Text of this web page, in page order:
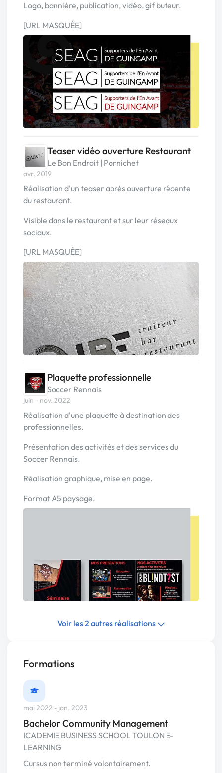
Logo, bannière, publication, vidéo, gif buteur.
[URL MASQUÉE]
Teaser vidéo ouverture Restaurant
Le Bon Endroit | Pornichet
avr. 2019
Réalisation d'un teaser après ouverture récente
du restaurant.
Visible dans le restaurant et sur leur réseaux
sociaux.
[URL MASQUÉE]
Plaquette professionnelle
Soccer Rennais
juin - nov. 2022
Réalisation d'une plaquette à destination des
professionnelles.
Présentation des activités et des services du
Soccer Rennais.
Réalisation graphique, mise en page.
Format A5 paysage.
Voir les 2 autres réalisations
Formations
mai 2022 - jan. 2023
Bachelor Community Management
ICADEMIE BUSINESS SCHOOL TOULON E-
LEARNING
Cursus non terminé volontairement.